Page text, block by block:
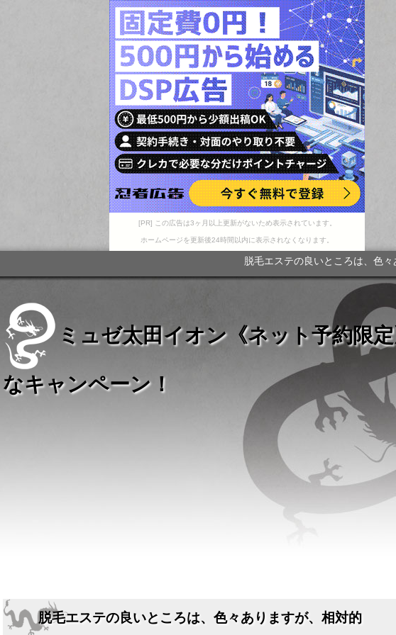
[PR] この広告は3ヶ月以上更新がないため表示されています。
ホームページを更新後24時間以内に表示されなくなります。
脱毛エステの良いところは、色
ミュゼ太田イオン《ネット予約限
なキャンペーン！
脱毛エステの良いところは、色々ありますが、相対的